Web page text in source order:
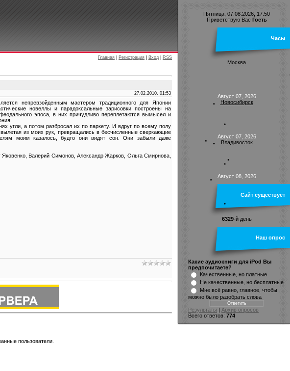
Главная Регистрация Вход RSS
27.02.2010, 01:53
непревзойденным мастером традиционного для Японии
новеллы и парадоксальные зарисовки построены на
эпоса, в них причудливо переплетаются вымысел и
угли, а потом разбросал их по паркету. И вдруг по всему полу
из моих рук, превращались в бесчисленные сверкающие
моим казалось, будто они видят сон. Они забыли даже
Валерий Симонов, Александр Жарков, Ольга Смирнова,
пользователи.
Пятница, 07.08.2026, 17:50
Приветствую Вас Гость
Часы
Москва
Август 07, 2026
Новосибирск
Август 07, 2026
Владивосток
Август 08, 2026
Сайт существует
6329-й день
Наш опрос
Какие аудиокниги для iPod Вы
предпочитаете?
Качественные, но платные
Не качественные, но бесплатные
Мне всё равно, главное, чтобы
можно было разобрать слова
Результаты | Архив опросов
Всего ответов: 774